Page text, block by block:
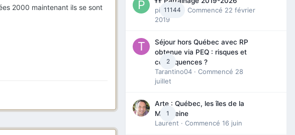
2000 maintenant ils se sont
11144
piinoush
· Commencé 22 février
2019
2
Séjour hors Québec avec RP
obtenue via PEQ : risques et
conséquences ?
Tarantino04 · Commencé 28
juillet
1
Arte : Québec, les îles de la
Madeleine
Laurent · Commencé 16 juin